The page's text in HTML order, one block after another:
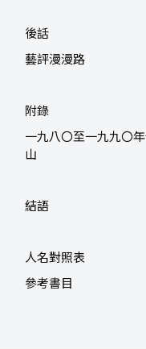
後話
藝評漫漫路
附錄
一九八〇至一九九〇
山
結語
人名對照表
參考書目